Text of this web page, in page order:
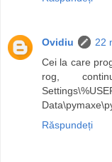
Ovidiu
22
Cei la care
rog,
Răspundeți